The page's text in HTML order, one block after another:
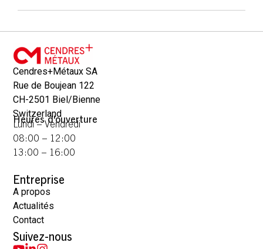
Cendres+Métaux SA
Rue de Boujean 122
CH-2501 Biel/Bienne
Switzerland
Heures d'ouverture
Lundi – Vendredi
08:00 – 12:00
13:00 – 16:00
Entreprise
A propos
Actualités
Contact
Suivez-nous